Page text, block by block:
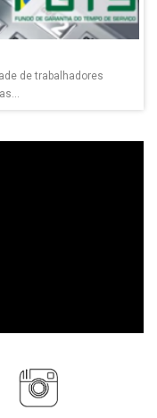
de trabalhadores